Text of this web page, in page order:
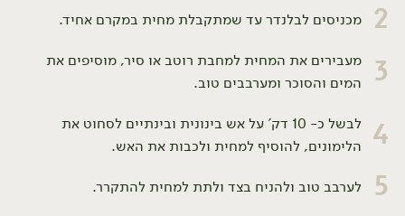
2 מכניסים לבלנדר עד שמתקבלת מחית במקרם אחיד.
3
מעבירים את המחית למחבת רוטב או סיר, מוסיפים את
המים והסוכר ומערבבים טוב.
4
לבשל כ- 10 דק' על אש בינונית ובינתיים לסחוט את
הלימונים, להוסיף למחית ולכבות את האש.
5 לערבב טוב ולהניח בצד ולתת למחית להתקרר.